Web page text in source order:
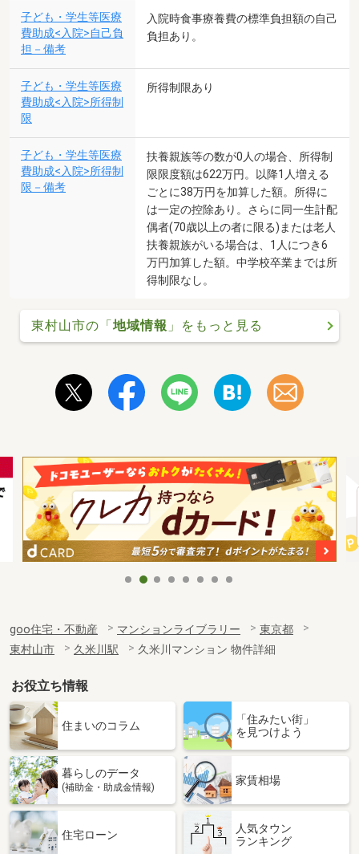
子ども・学生等医療
費助成<入院>自己負
担－備考
入院時食事療養費の標準負担額の自己
負担あり。
子ども・学生等医療
費助成<入院>所得制
限
所得制限あり
子ども・学生等医療
費助成<入院>所得制
限－備考
扶養親族等の数が0人の場合、所得制
限限度額は622万円。以降1人増える
ごとに38万円を加算した額。所得に
は一定の控除あり。さらに同一生計配
偶者(70歳以上の者に限る)または老人
扶養親族がいる場合は、1人につき6
万円加算した額。中学校卒業までは所
得制限なし。
東村山市の「地域情報 」をもっと見る
goo住宅・不動産 マンションライブラリー
東京都
東村山市
久米川駅 久米川マンション 物件詳細
お役立ち情報
住まいのコラム
「住みたい街」
を見つけよう
暮らしのデータ
(補助金・助成金情報)
家賃相場
住宅ローン
人気タウン
ランキング